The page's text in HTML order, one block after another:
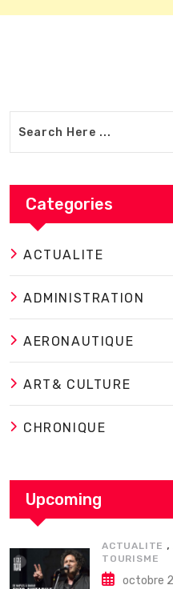
Categories
ACTUALITE
ADMINISTRATION
AERONAUTIQUE
ART& CULTURE
CHRONIQUE
Upcoming
ACTUALITE ,
TOURISME
octobre